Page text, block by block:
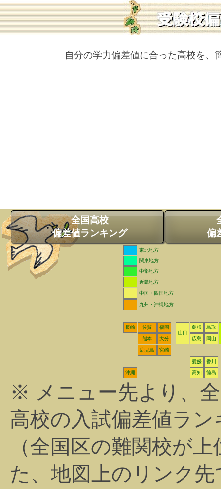
自分の学力偏差値に合った高校を、
全国高校
偏差値ランキング
偏
東北地方
関東地方
中部地方
近畿地方
中国・四国地方
九州・沖縄地方
長崎 佐賀
福岡
山口
島根
鳥取
熊本
大分 広島 岡山
鹿児島 宮崎
愛媛 香川
沖縄 高知 徳島
※ メニュー先より、
高校の入試偏差値ラ
（全国区の難関校が
た、地図上のリンク